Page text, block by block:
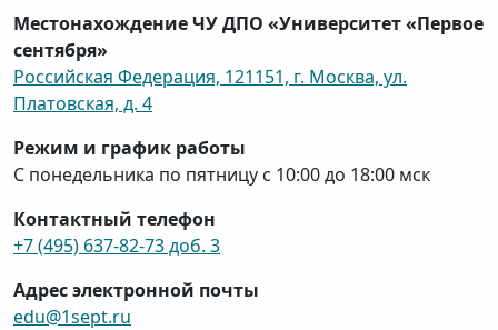
Местонахождение ЧУ ДПО «Университет «Первое
сентября»
Российская Федерация, 121151, г. Москва, ул.
Платовская, д. 4
Режим и график работы
С понедельника по пятницу с 10:00 до 18:00 мск
Контактный телефон
+7 (495) 637-82-73 доб. 3
Адрес электронной почты
edu@1sept.ru